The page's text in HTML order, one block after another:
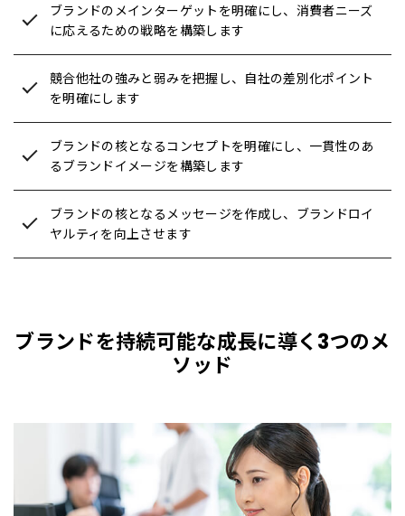
ブランドのメインターゲットを明確にし、消費者ニーズ
に応えるための戦略を構築します
競合他社の強みと弱みを把握し、自社の差別化ポイント
を明確にします
ブランドの核となるコンセプトを明確にし、一貫性のあ
るブランドイメージを構築します
ブランドの核となるメッセージを作成し、ブランドロイ
ヤルティを向上させます
ブランドを持続可能な成長に導く3つのメ
ソッド